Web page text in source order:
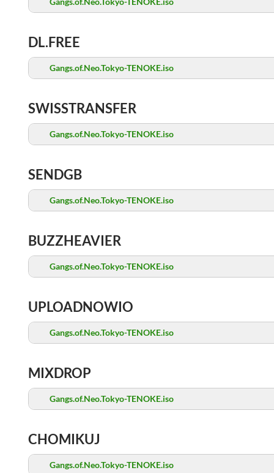
DL.FREE
Gangs.of.Neo.Tokyo-TENOKE.iso
SWISSTRANSFER
Gangs.of.Neo.Tokyo-TENOKE.iso
SENDGB
Gangs.of.Neo.Tokyo-TENOKE.iso
BUZZHEAVIER
Gangs.of.Neo.Tokyo-TENOKE.iso
UPLOADNOWIO
Gangs.of.Neo.Tokyo-TENOKE.iso
MIXDROP
Gangs.of.Neo.Tokyo-TENOKE.iso
CHOMIKUJ
Gangs.of.Neo.Tokyo-TENOKE.iso